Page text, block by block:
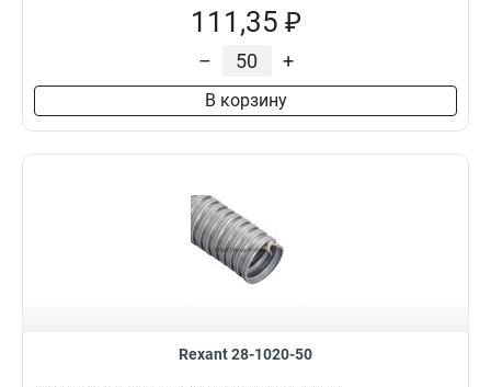
111,35 ₽
– +
В корзину
Rexant 28-1020-50